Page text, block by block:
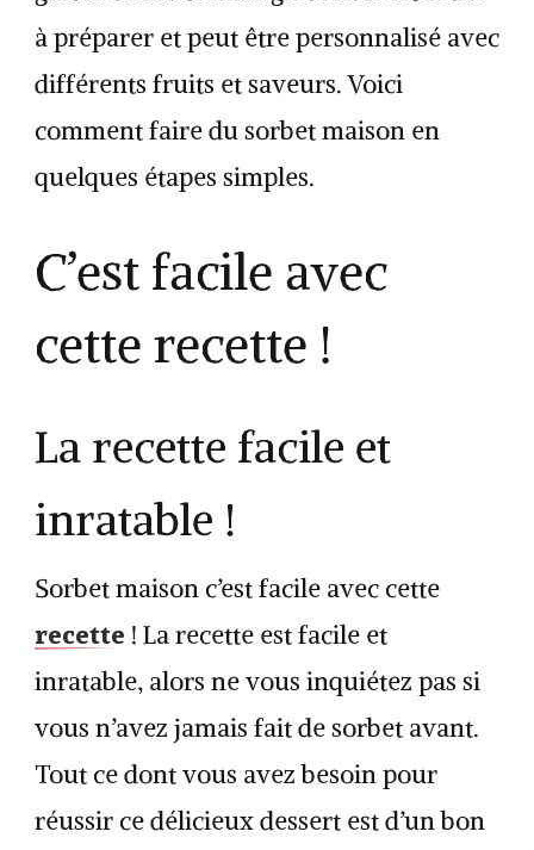
à préparer et peut être personnalisé avec
différents fruits et saveurs. Voici
comment faire du sorbet maison en
quelques étapes simples.
C’est facile avec
cette recette !
La recette facile et
inratable !
Sorbet maison c’est facile avec cette
recette ! La recette est facile et
inratable, alors ne vous inquiétez pas si
vous n’avez jamais fait de sorbet avant.
Tout ce dont vous avez besoin pour
réussir ce délicieux dessert est d’un bon